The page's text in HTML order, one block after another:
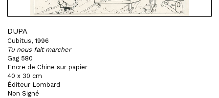
DUPA
Cubitus, 1996
Tu nous fait marcher
Gag 580
Encre de Chine sur papier
40 x 30 cm
Éditeur Lombard
Non Signé